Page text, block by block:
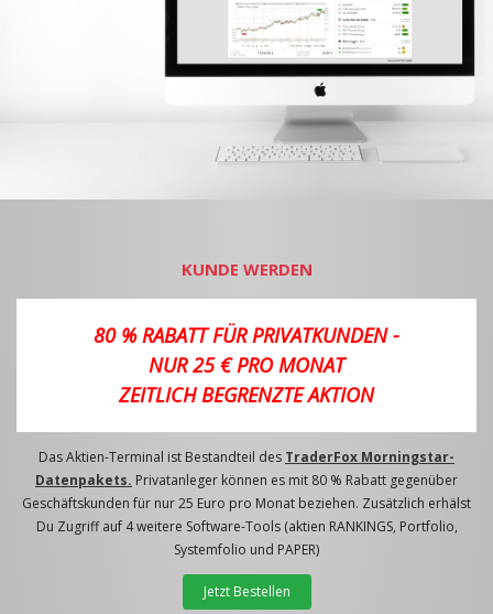
KUNDE WERDEN
80 % RABATT FÜR PRIVATKUNDEN -
NUR 25 € PRO MONAT
ZEITLICH BEGRENZTE AKTION
Das Aktien-Terminal ist Bestandteil des TraderFox Morningstar-
Datenpakets. Privatanleger können es mit 80 % Rabatt gegenüber
Geschäftskunden für nur 25 Euro pro Monat beziehen. Zusätzlich erhälst
Du Zugriff auf 4 weitere Software-Tools (aktien RANKINGS, Portfolio,
Systemfolio und PAPER)
Jetzt Bestellen